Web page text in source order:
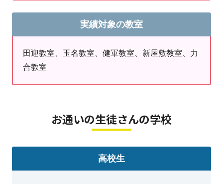
す。
なにより学習という機会を通じて、お子様の能力
と人間力を育むことに力を入れています。
実績対象の教室
田迎教室、玉名教室、健軍教室、新屋敷教室、力
合教室
お通いの生徒さんの学校
高校生